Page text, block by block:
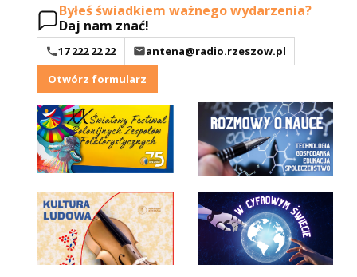
Byłeś świadkiem ważnego wydarzenia?
Daj nam znać!
17 222 22 22
antena@radio.rzeszow.pl
Otwórz formularz